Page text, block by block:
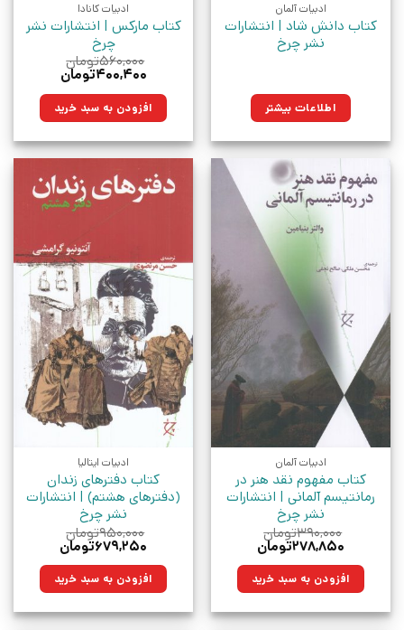
ادبیات آلمان
کتاب دانش شاد | انتشارات
نشر چرخ
اطلاعات بیشتر
ادبیات کانادا
کتاب مارکس | انتشارات نشر
چرخ
۵۶۰,۰۰۰تومان
قیمت
۵۶۰,۰۰۰تومان
بود.
۴۰۰,۴۰۰تومان
۴۰۰,۴۰۰تومان.افزودن به سبد خرید
ادبیات آلمان
کتاب مفهوم نقد هنر در
رمانتیسم آلمانی | انتشارات
نشر چرخ
۳۹۰,۰۰۰تومان
قیمت
۳۹۰,۰۰۰تومان
بود.
۲۷۸,۸۵۰تومان
۲۷۸,۸۵۰تومان.افزودن به سبد خرید
ادبیات ایتالیا
کتاب دفترهای زندان
(دفترهای هشتم) | انتشارات
نشر چرخ
۹۵۰,۰۰۰تومان
قیمت
۹۵۰,۰۰۰تومان
بود.
۶۷۹,۲۵۰تومان
۶۷۹,۲۵۰تومان.افزودن به سبد خرید